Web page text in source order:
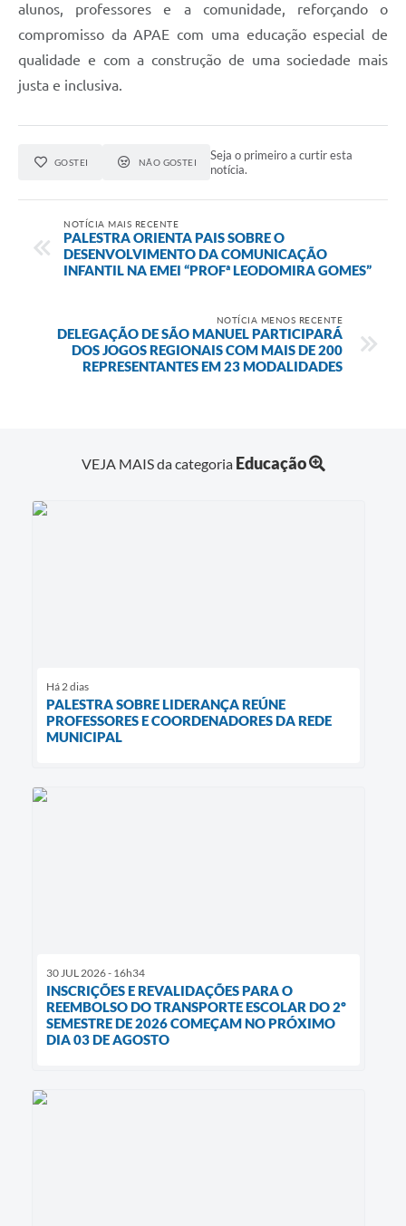
alunos, professores e a comunidade, reforçando o
compromisso da APAE com uma educação especial de
qualidade e com a construção de uma sociedade mais
justa e inclusiva.
GOSTEI NÃO GOSTEI
Seja o primeiro a curtir esta
notícia.
NOTÍCIA MAIS RECENTE
PALESTRA ORIENTA PAIS SOBRE O
DESENVOLVIMENTO DA COMUNICAÇÃO
INFANTIL NA EMEI “PROFª LEODOMIRA GOMES”
NOTÍCIA MENOS RECENTE
DELEGAÇÃO DE SÃO MANUEL PARTICIPARÁ
DOS JOGOS REGIONAIS COM MAIS DE 200
REPRESENTANTES EM 23 MODALIDADES
VEJA MAIS da categoria Educação
Há 2 dias
PALESTRA SOBRE LIDERANÇA REÚNE
PROFESSORES E COORDENADORES DA REDE
MUNICIPAL
30 JUL 2026 - 16h34
INSCRIÇÕES E REVALIDAÇÕES PARA O
REEMBOLSO DO TRANSPORTE ESCOLAR DO 2º
SEMESTRE DE 2026 COMEÇAM NO PRÓXIMO
DIA 03 DE AGOSTO